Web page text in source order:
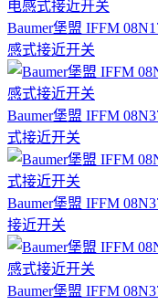
Baumer堡盟 IFFM
感式接近开关
Baumer堡盟 IFFM
式接近开关
Baumer堡盟 IFFM
接近开关
Baumer堡盟 IFFM